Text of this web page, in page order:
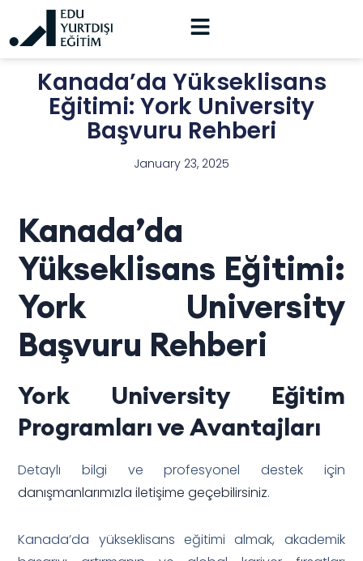
Kanada’da Yükseklisans
Eğitimi: York University
Başvuru Rehberi
January 23, 2025
Kanada’da
Yükseklisans Eğitimi:
York University
Başvuru Rehberi
York University Eğitim
Programları ve Avantajları
Detaylı bilgi ve profesyonel destek için
danışmanlarımızla iletişime geçebilirsiniz.
Kanada’da yükseklisans eğitimi almak, akademik